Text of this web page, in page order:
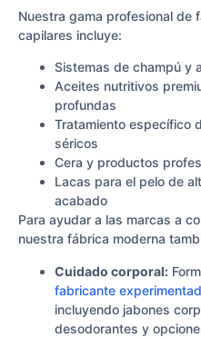
Nuestra gama profesional de
capilares incluye:
Sistemas de champú y
Aceites nutritivos
profundas
Tratamiento específico
séricos
Cera y productos
Lacas para el pelo de
acabado
Para ayudar a las marcas a
nuestra fábrica moderna
Cuidado corporal:
fabricante
incluyendo jabones
desodorantes y